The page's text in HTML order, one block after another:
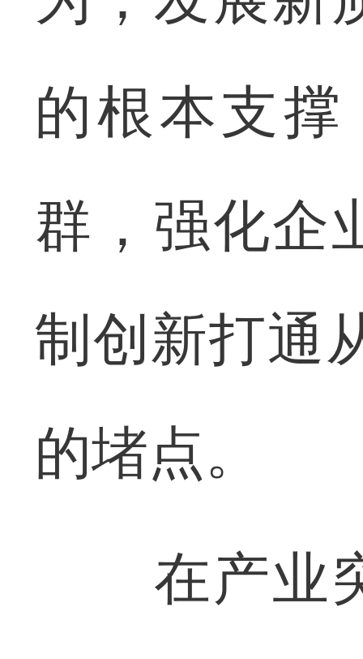
的根本支撑
群，强化企
制创新打通
的堵点。
在产业突